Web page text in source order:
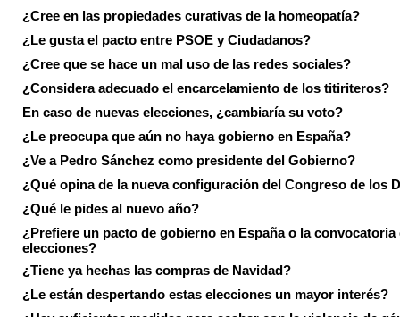
¿Cree en las propiedades curativas de la homeopatía?
¿Le gusta el pacto entre PSOE y Ciudadanos?
¿Cree que se hace un mal uso de las redes sociales?
¿Considera adecuado el encarcelamiento de los titiriteros?
En caso de nuevas elecciones, ¿cambiaría su voto?
¿Le preocupa que aún no haya gobierno en España?
¿Ve a Pedro Sánchez como presidente del Gobierno?
¿Qué opina de la nueva configuración del Congreso de los
¿Qué le pides al nuevo año?
¿Prefiere un pacto de gobierno en España o la convocatoria
elecciones?
¿Tiene ya hechas las compras de Navidad?
¿Le están despertando estas elecciones un mayor interés?